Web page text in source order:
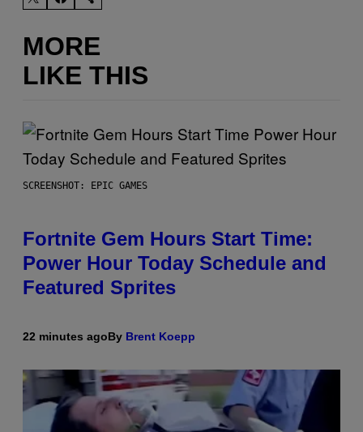
MORE
LIKE THIS
SCREENSHOT: EPIC GAMES
Fortnite Gem Hours Start Time:
Power Hour Today Schedule and
Featured Sprites
22 minutes agoBy Brent Koepp